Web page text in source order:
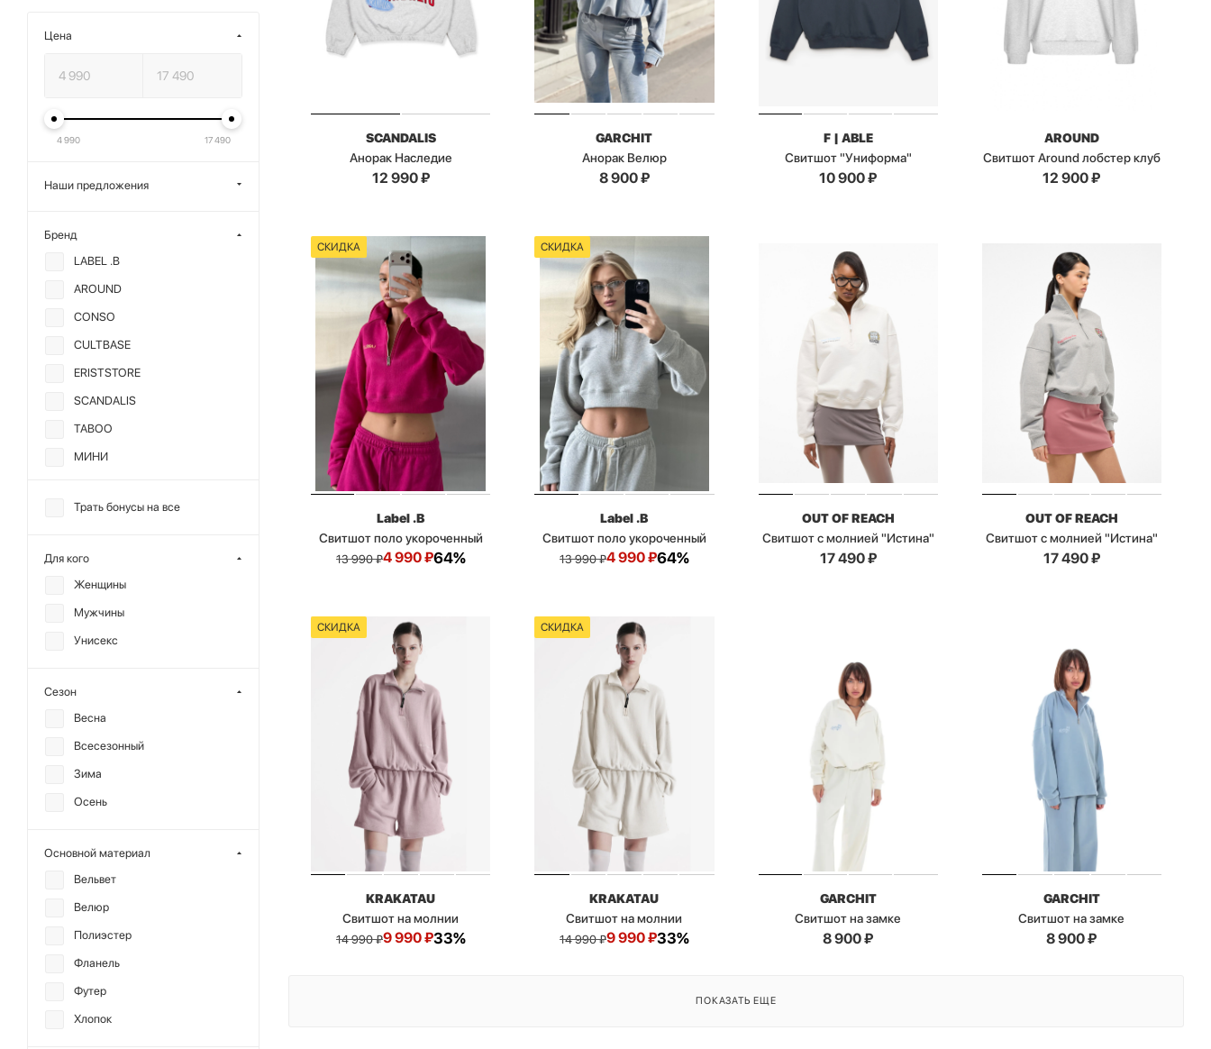
SCANDALIS
Анорак Наследие
12 990₽
GARCHIT
Анорак Велюр
8 900₽
F | ABLE
Свитшот "Униформа"
10 900₽
AROUND
Свитшот Around лобстер клуб
12 900₽
СКИДКА
Label .B
Свитшот поло укороченный
13 990₽4 990₽64%
СКИДКА
Label .B
Свитшот поло укороченный
13 990₽4 990₽64%
OUT OF REACH
Свитшот с молнией "Истина"
17 490₽
OUT OF REACH
Свитшот с молнией "Истина"
17 490₽
СКИДКА
KRAKATAU
Свитшот на молнии
14 990₽9 990₽33%
СКИДКА
KRAKATAU
Свитшот на молнии
14 990₽9 990₽33%
GARCHIT
Свитшот на замке
8 900₽
GARCHIT
Свитшот на замке
8 900₽
ПОКАЗАТЬ ЕЩЕ
Цена
4 990 17 490
Наши предложения
Бренд
LABEL .B
AROUND
CONSO
CULTBASE
ERISTSTORE
SCANDALIS
TABOO
МИНИ
F | ABLE
Трать бонусы на все
Для кого
Женщины
Мужчины
Унисекс
Сезон
Весна
Всесезонный
Зима
Осень
Основной материал
Вельвет
Велюр
Полиэстер
Фланель
Футер
Хлопок